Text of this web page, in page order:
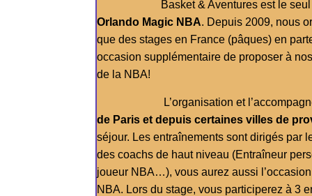
Basket & Aventures est le seul
Orlando Magic NBA. Depuis 2009, nous
que des stages en France (pâques) en
occasion supplémentaire de proposer à
de la NBA!
L’organisation et
de Paris et depuis certaines villes de
séjour. Les entraînements sont dirigés par
des coachs de haut niveau (Entraîneur
joueur NBA…), vous aurez aussi
NBA. Lors du stage, vous participerez à 3